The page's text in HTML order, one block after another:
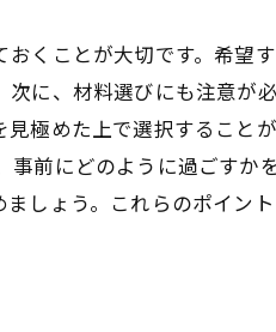
くことが大切です。希望
に、材料選びにも注意が
極めた上で選択すること
前にどのように過ごすか
しょう。これらのポイン